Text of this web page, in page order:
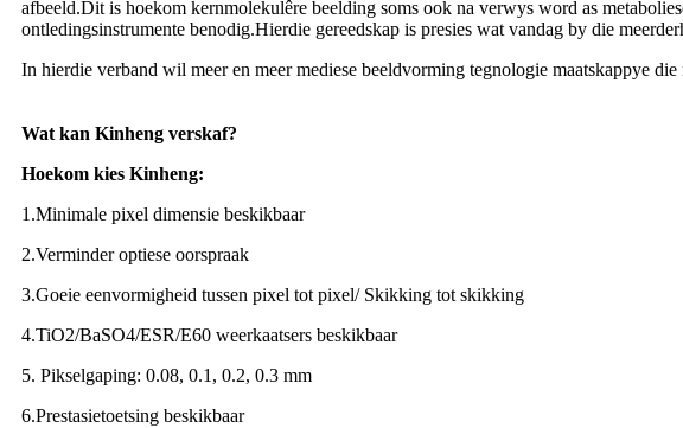
afbeeld.Dit is hoekom kernmolekulêre beelding soms ook na verwys word as
ontledingsinstrumente benodig.Hierdie gereedskap is presies wat vandag by die
In hierdie verband wil meer en meer mediese beeldvorming tegnologie maatskappye
Wat kan Kinheng verskaf?
Hoekom kies Kinheng:
1.Minimale pixel dimensie beskikbaar
2.Verminder optiese oorspraak
3.Goeie eenvormigheid tussen pixel tot pixel/ Skikking tot skikking
4.TiO2/BaSO4/ESR/E60 weerkaatsers beskikbaar
5. Pikselgaping: 0.08, 0.1, 0.2, 0.3 mm
6.Prestasietoetsing beskikbaar